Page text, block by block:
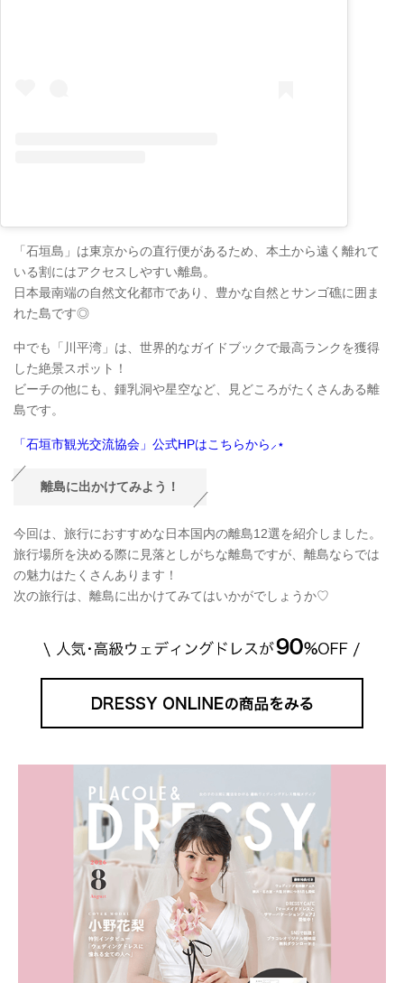
「石垣島」は東京からの直行便があるため、本土から遠く離れて
いる割にはアクセスしやすい離島。
日本最南端の自然文化都市であり、豊かな自然とサンゴ礁に囲ま
れた島です◎
中でも「川平湾」は、世界的なガイドブックで最高ランクを獲得
した絶景スポット！
ビーチの他にも、鍾乳洞や星空など、見どころがたくさんある離
島です。
「石垣市観光交流協会」公式HPはこちらから⸝⋆
離島に出かけてみよう！
今回は、旅行におすすめな日本国内の離島12選を紹介しました。
旅行場所を決める際に見落としがちな離島ですが、離島ならでは
の魅力はたくさんあります！
次の旅行は、離島に出かけてみてはいかがでしょうか♡